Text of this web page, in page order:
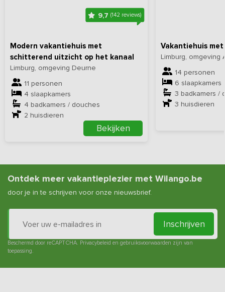
9,7 (142 reviews)
Modern vakantiehuis met
schitterend uitzicht op het kanaal
Limburg, omgeving Deurne
11 personen
4 slaapkamers
4 badkamers / douches
2 huisdieren
Bekijken
Vakantiehuis
Limburg, omgeving
14 personen
6 slaapkamers
3 badkamers /
3 huisdieren
Ontdek meer vakantieplezier met Wilango.be
door je in te schrijven voor onze nieuwsbrief.
Inschrijven
Beschermd door reCAPTCHA. Privacybeleid en gebruiksvoorwaarden zijn van
toepassing.